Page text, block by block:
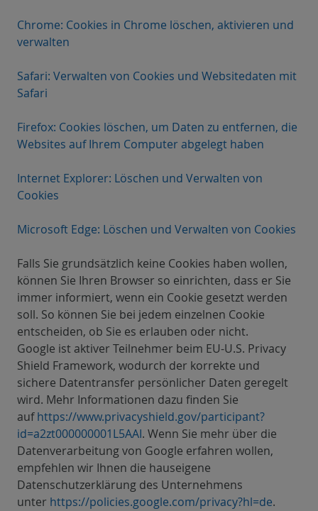
Chrome: Cookies in Chrome löschen, aktivieren und
verwalten
Safari: Verwalten von Cookies und Websitedaten mit
Safari
Firefox: Cookies löschen, um Daten zu entfernen, die
Websites auf Ihrem Computer abgelegt haben
Internet Explorer: Löschen und Verwalten von
Cookies
Microsoft Edge: Löschen und Verwalten von Cookies
Falls Sie grundsätzlich keine Cookies haben wollen,
können Sie Ihren Browser so einrichten, dass er Sie
immer informiert, wenn ein Cookie gesetzt werden
soll. So können Sie bei jedem einzelnen Cookie
entscheiden, ob Sie es erlauben oder nicht.
Google ist aktiver Teilnehmer beim EU-U.S. Privacy
Shield Framework, wodurch der korrekte und
sichere Datentransfer persönlicher Daten geregelt
wird. Mehr Informationen dazu finden Sie
aufhttps://www.privacyshield.gov/participant?
id=a2zt000000001L5AAI. Wenn Sie mehr über die
Datenverarbeitung von Google erfahren wollen,
empfehlen wir Ihnen die hauseigene
Datenschutzerklärung des Unternehmens
unter https://policies.google.com/privacy?hl=de.